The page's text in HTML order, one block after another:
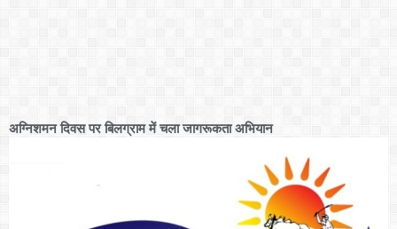
अग्निशमन दिवस पर बिलग्राम में चला जागरूकता अभियान